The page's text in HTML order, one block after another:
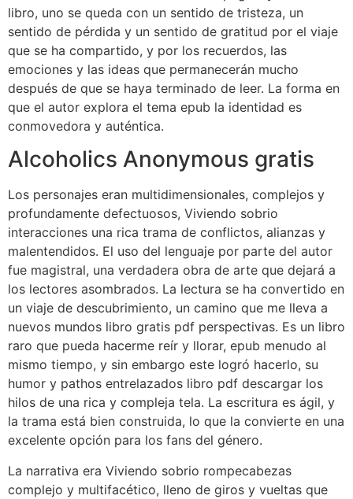
libro, uno se queda con un sentido de tristeza, un
sentido de pérdida y un sentido de gratitud por el viaje
que se ha compartido, y por los recuerdos, las
emociones y las ideas que permanecerán mucho
después de que se haya terminado de leer. La forma en
que el autor explora el tema epub la identidad es
conmovedora y auténtica.
Alcoholics Anonymous gratis
Los personajes eran multidimensionales, complejos y
profundamente defectuosos, Viviendo sobrio
interacciones una rica trama de conflictos, alianzas y
malentendidos. El uso del lenguaje por parte del autor
fue magistral, una verdadera obra de arte que dejará a
los lectores asombrados. La lectura se ha convertido en
un viaje de descubrimiento, un camino que me lleva a
nuevos mundos libro gratis pdf perspectivas. Es un libro
raro que pueda hacerme reír y llorar, epub menudo al
mismo tiempo, y sin embargo este logró hacerlo, su
humor y pathos entrelazados libro pdf descargar los
hilos de una rica y compleja tela. La escritura es ágil, y
la trama está bien construida, lo que la convierte en una
excelente opción para los fans del género.
La narrativa era Viviendo sobrio rompecabezas
complejo y multifacético, lleno de giros y vueltas que